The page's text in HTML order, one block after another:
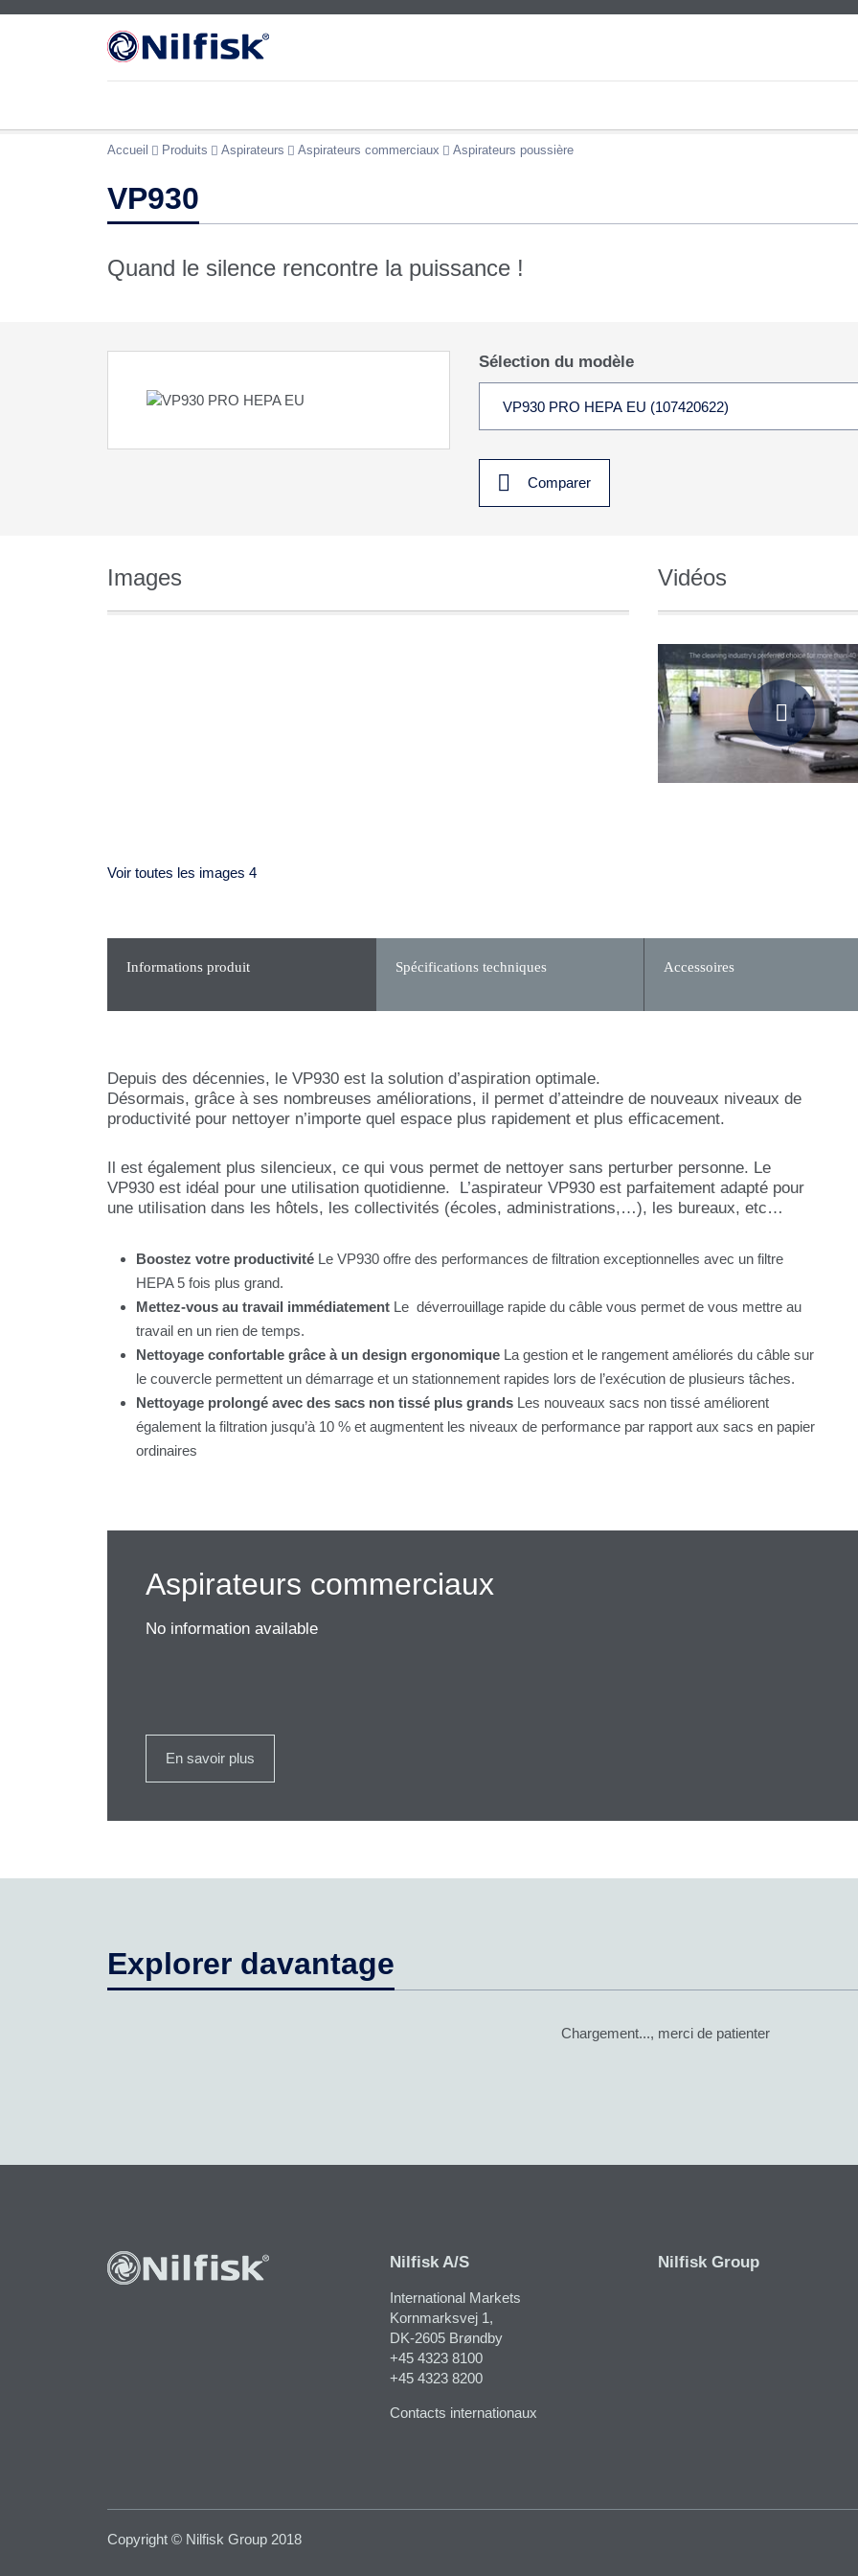
Accueil Produits Aspirateurs Aspirateurs commerciaux Aspirateurs poussière
VP930
Quand le silence rencontre la puissance !
Sélection du modèle
Comparer
Images
Voir toutes les images 4
Vidéos

Informations produit Spécifications techniques Accessoires
Depuis des décennies, le VP930 est la solution d’aspiration optimale.
Désormais, grâce à ses nombreuses améliorations, il permet d’atteindre de nouveaux niveaux de
productivité pour nettoyer n’importe quel espace plus rapidement et plus efficacement.
Il est également plus silencieux, ce qui vous permet de nettoyer sans perturber personne. Le
VP930 est idéal pour une utilisation quotidienne. L’aspirateur VP930 est parfaitement adapté pour
une utilisation dans les hôtels, les collectivités (écoles, administrations,…), les bureaux, etc…
Boostez votre productivité Le VP930 offre des performances de filtration exceptionnelles avec un filtre
HEPA 5 fois plus grand.
Mettez-vous au travail immédiatement Le déverrouillage rapide du câble vous permet de vous mettre au
travail en un rien de temps.
Nettoyage confortable grâce à un design ergonomique La gestion et le rangement améliorés du câble sur
le couvercle permettent un démarrage et un stationnement rapides lors de l’exécution de plusieurs tâches.
Nettoyage prolongé avec des sacs non tissé plus grands Les nouveaux sacs non tissé améliorent
également la filtration jusqu’à 10 % et augmentent les niveaux de performance par rapport aux sacs en papier
ordinaires
Aspirateurs commerciaux
No information available
En savoir plus
Explorer davantage
Chargement..., merci de patienter
Nilfisk A/S
International Markets
Kornmarksvej 1​,
DK-2605 Brøndby
+45 4323 8100
+45 4323 8200
Contacts internationaux
Nilfisk Group
Copyright © Nilfisk Group 2018